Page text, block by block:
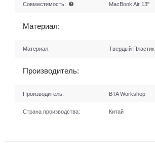
Совместимость: MacBook Air 13"
Материал:
Материал: Твердый Пластик
Производитель:
Производитель: BTA Workshop
Страна производства: Китай